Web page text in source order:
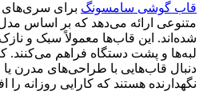
قاب گوشی سامسونگ
متنوعی ارائه می‌دهد که بر اساس
شده‌اند. این قاب‌ها معمولاً سبک و
لبه‌ها و پشت دستگاه فراهم می‌کنند.
دنبال قاب‌هایی با طراحی‌های مدرن یا
نگهدارنده هستند که کارایی روزانه را